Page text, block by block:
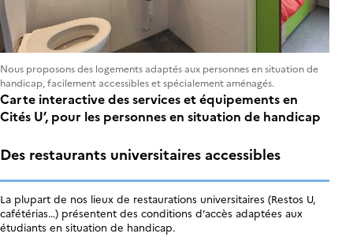
Nous proposons des logements adaptés aux personnes en situation de
handicap, facilement accessibles et spécialement aménagés.
Carte interactive des services et équipements en
Cités U’, pour les personnes en situation de handicap
Des restaurants universitaires accessibles
La plupart de nos lieux de restaurations universitaires (Restos U,
cafétérias…) présentent des conditions d’accès adaptées aux
étudiants en situation de handicap.